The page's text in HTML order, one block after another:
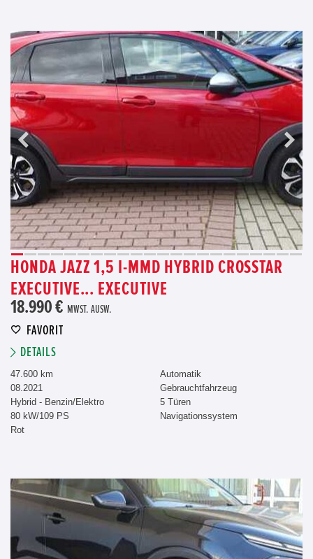
HONDA JAZZ 1,5 I-MMD HYBRID CROSSTAR
EXECUTIVE... EXECUTIVE
18.990 € MWST. AUSW.
FAVORIT
DETAILS
47.600 km
08.2021
Hybrid - Benzin/Elektro
80 kW/109 PS
Rot
Automatik
Gebrauchtfahrzeug
5 Türen
Navigationssystem